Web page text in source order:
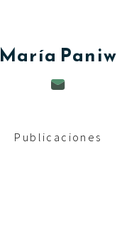
María Paniw
Publicaciones